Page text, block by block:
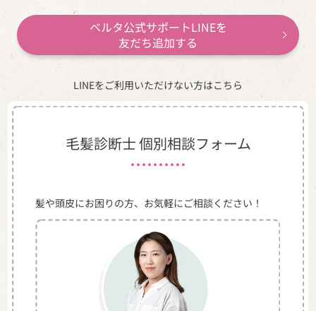
ベルタ公式サポートLINEを
友だち追加する
LINEをご利用いただけない方はこちら
毛髪診断士 個別相談フォーム
髪や頭皮にお困りの方、お気軽にご相談ください！